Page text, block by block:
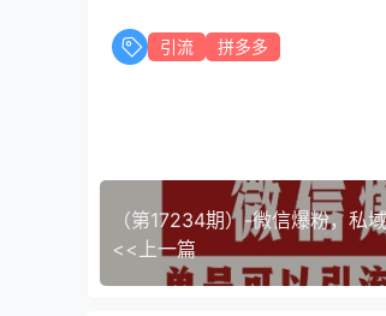
引流 拼多多
<<上一篇